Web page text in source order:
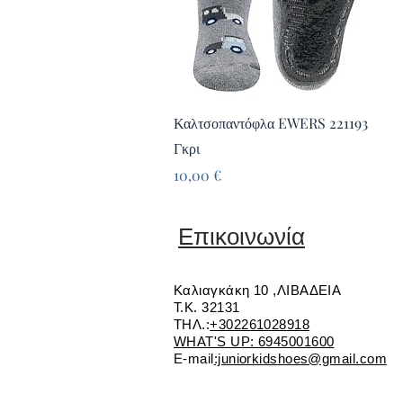
Γρήγορη προβολή
Καλτσοπαντόφλα EWERS 221193
Γκρι
Τιμή
10,00 €
Επικοινωνία
Καλιαγκάκη 10 ,ΛΙΒΑΔΕΙΑ
Τ.Κ. 32131
ΤΗΛ.:+302261028918
WHAT'S UP: 6945001600
E-mail:juniorkidshoes@gmail.com